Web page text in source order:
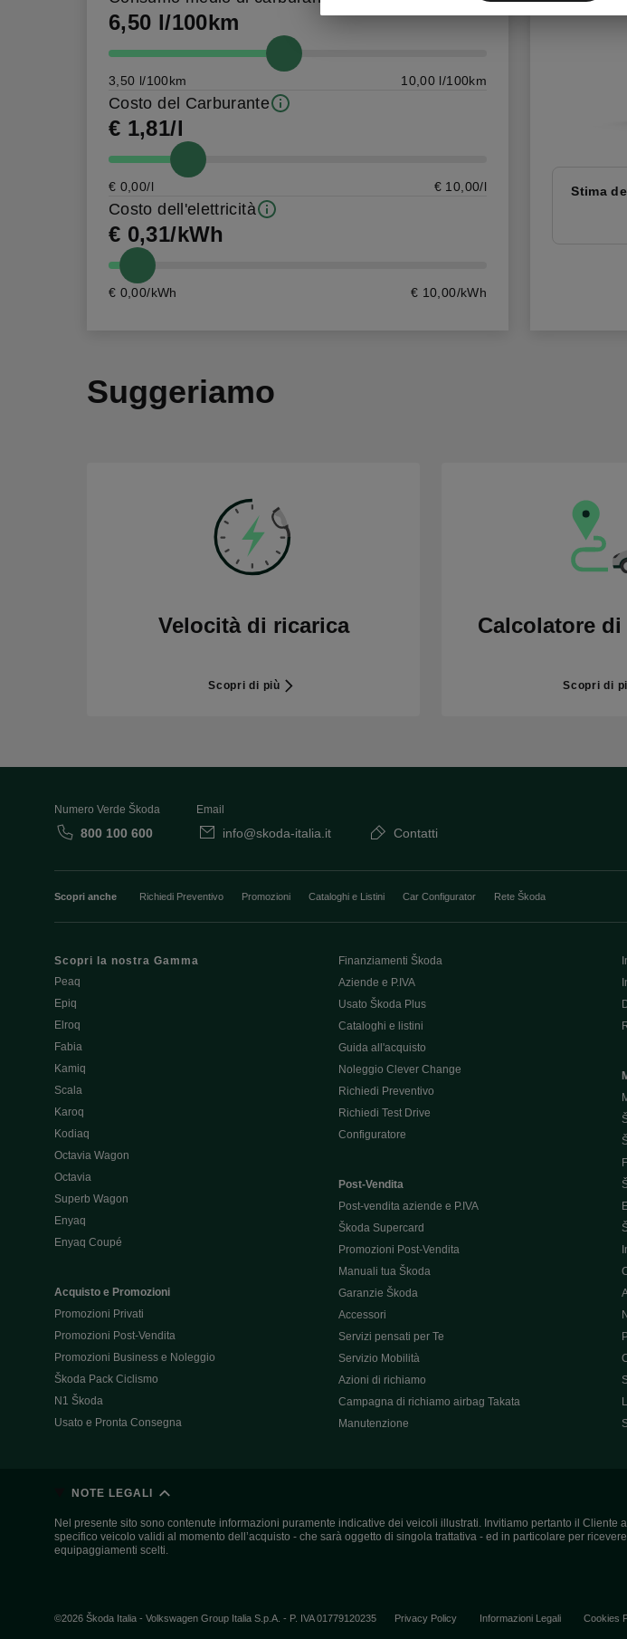
6,50 l/100km
3,50 l/100km 10,00 l/100km
Costo del Carburante
€ 1,81/l
€ 0,00/l € 10,00/l
Costo dell'elettricità
€ 0,31/kWh
€ 0,00/kWh € 10,00/kWh
Stima
Suggeriamo
Velocità di ricarica
Scopri di più
Calcolatore
Scopri di
Numero Verde Škoda
800 100 600
Email
info@skoda-italia.it Contatti
Scopri anche Richiedi Preventivo Promozioni Cataloghi e Listini Car Configurator Rete Škoda
Scopri la nostra Gamma
Peaq
Epiq
Elroq
Fabia
Kamiq
Scala
Karoq
Kodiaq
Octavia Wagon
Octavia
Superb Wagon
Enyaq
Enyaq Coupé
Acquisto e Promozioni
Promozioni Privati
Promozioni Post-Vendita
Promozioni Business e Noleggio
Škoda Pack Ciclismo
N1 Škoda
Usato e Pronta Consegna
Finanziamenti Škoda
Aziende e P.IVA
Usato Škoda Plus
Cataloghi e listini
Guida all'acquisto
Noleggio Clever Change
Richiedi Preventivo
Richiedi Test Drive
Configuratore
Post-Vendita
Post-vendita aziende e P.IVA
Škoda Supercard
Promozioni Post-Vendita
Manuali tua Škoda
Garanzie Škoda
Accessori
Servizi pensati per Te
Servizio Mobilità
Azioni di richiamo
Campagna di richiamo airbag Takata
Manutenzione
NOTE LEGALI
Nel presente sito sono contenute informazioni puramente indicative dei veicoli illustrati. Invitiamo pertanto il
specifico veicolo validi al momento dell’acquisto - che sarà oggetto di singola trattativa - ed in particolare per
equipaggiamenti scelti.
©2026 Škoda Italia - Volkswagen Group Italia S.p.A. - P. IVA 01779120235 Privacy Policy Informazioni Legali Cookies